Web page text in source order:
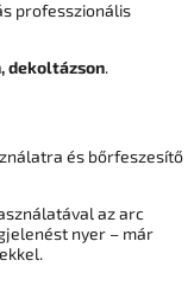
professzionális
dekoltázson.
és bőrfeszesítő
az arc
nyer – már